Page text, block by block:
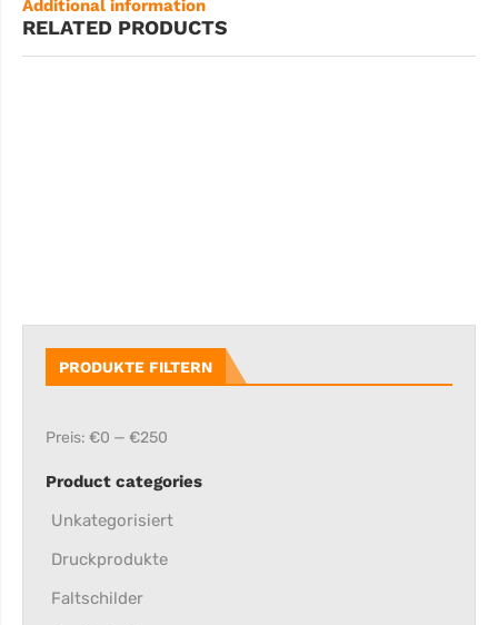
Additional information
RELATED PRODUCTS
PRODUKTE FILTERN
Preis: €0 — €250
Product categories
Unkategorisiert
Druckprodukte
Faltschilder